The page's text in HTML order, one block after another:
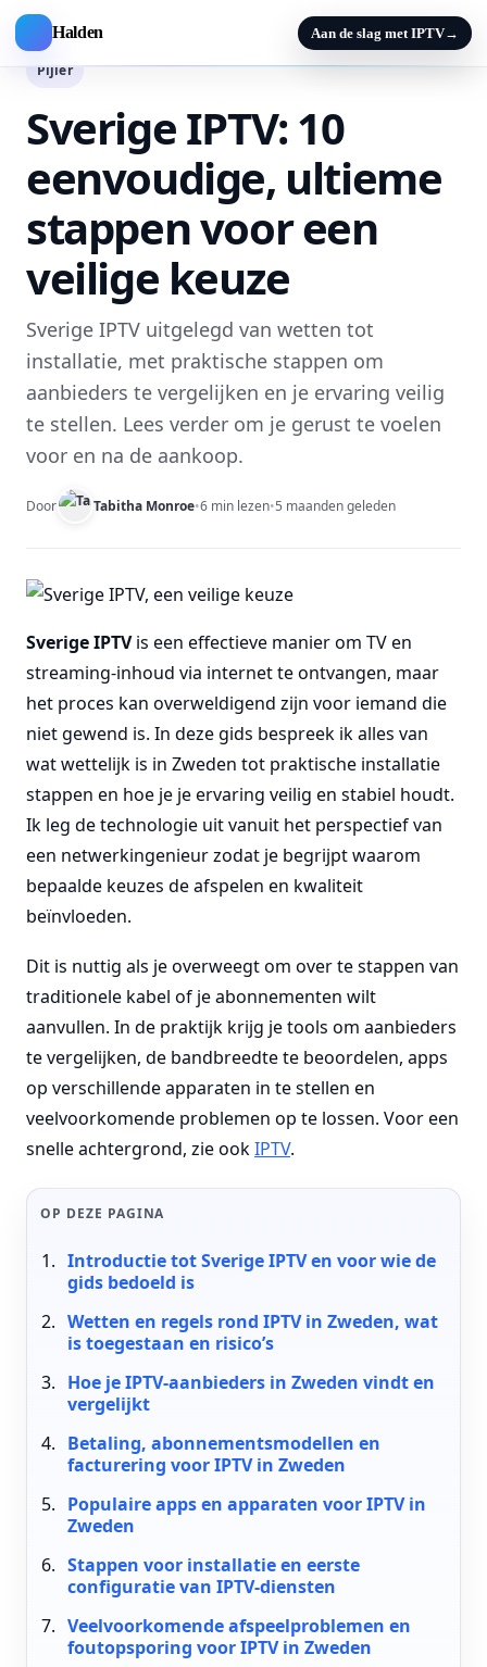
Halden Aan de slag met IPTV→
Pijler
Sverige IPTV: 10
eenvoudige, ultieme
stappen voor een
veilige keuze
Sverige IPTV uitgelegd van wetten tot
installatie, met praktische stappen om
aanbieders te vergelijken en je ervaring veilig
te stellen. Lees verder om je gerust te voelen
voor en na de aankoop.
Door Tabitha Monroe•6 min lezen•5 maanden geleden
Sverige IPTVis een effectieve manier om TV en
streaming-inhoud via internet te ontvangen, maar
het proces kan overweldigend zijn voor iemand die
niet gewend is. In deze gids bespreek ik alles van
wat wettelijk is in Zweden tot praktische installatie
stappen en hoe je je ervaring veilig en stabiel houdt.
Ik leg de technologie uit vanuit het perspectief van
een netwerkingenieur zodat je begrijpt waarom
bepaalde keuzes de afspelen en kwaliteit
beïnvloeden.
Dit is nuttig als je overweegt om over te stappen van
traditionele kabel of je abonnementen wilt
aanvullen. In de praktijk krijg je tools om aanbieders
te vergelijken, de bandbreedte te beoordelen, apps
op verschillende apparaten in te stellen en
veelvoorkomende problemen op te lossen. Voor een
snelle achtergrond, zie ookIPTV.
OP DEZE PAGINA
Introductie tot Sverige IPTV en voor wie de
gids bedoeld is
Wetten en regels rond IPTV in Zweden, wat
is toegestaan en risico’s
Hoe je IPTV-aanbieders in Zweden vindt en
vergelijkt
Betaling, abonnementsmodellen en
facturering voor IPTV in Zweden
Populaire apps en apparaten voor IPTV in
Zweden
Stappen voor installatie en eerste
configuratie van IPTV-diensten
Veelvoorkomende afspeelproblemen en
foutopsporing voor IPTV in Zweden